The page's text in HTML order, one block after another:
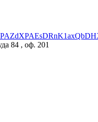
84 , оф. 201